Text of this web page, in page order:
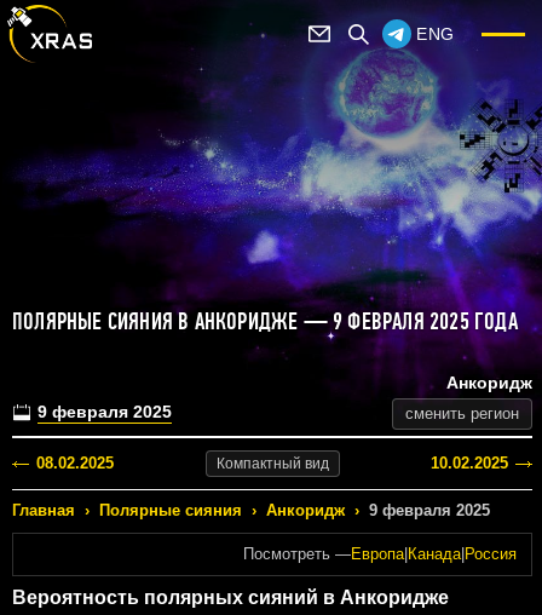
ENG
ПОЛЯРНЫЕ СИЯНИЯ В АНКОРИДЖЕ — 9 ФЕВРАЛЯ 2025 ГОДА
9 февраля 2025
Анкоридж
сменить регион
08.02.2025 Компактный вид 10.02.2025
Главная › Полярные сияния › Анкоридж › 9 февраля 2025
Посмотреть —Европа| Канада| Россия
Вероятность полярных сияний в Анкоридже